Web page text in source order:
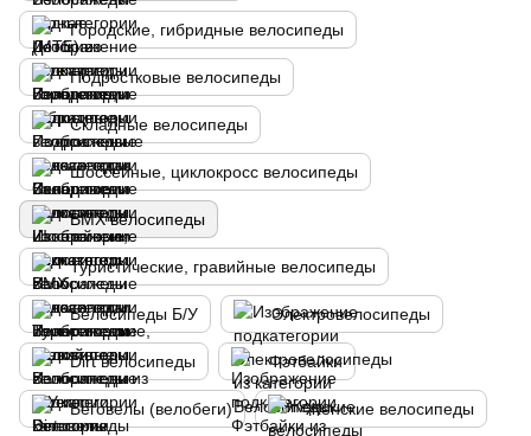
Городские, гибридные велосипеды
Подростковые велосипеды
Складные велосипеды
Шоссейные, циклокросс велосипеды
BMX велосипеды
Туристические, гравийные велосипеды
Велосипеды Б/У Электровелосипеды
Dirt велосипеды Фэтбайки
Беговелы (велобеги) Женские велосипеды